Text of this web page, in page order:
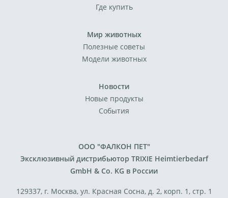
Где купить
Мир животных
Полезные советы
Модели животных
Новости
Новые продукты
События
ООО "ФАЛКОН ПЕТ"
Эксклюзивный дистрибьютор TRIXIE Heimtierbedarf
GmbH & Co. KG в России
129337, г. Москва, ул. Красная Сосна, д. 2, корп. 1, стр. 1